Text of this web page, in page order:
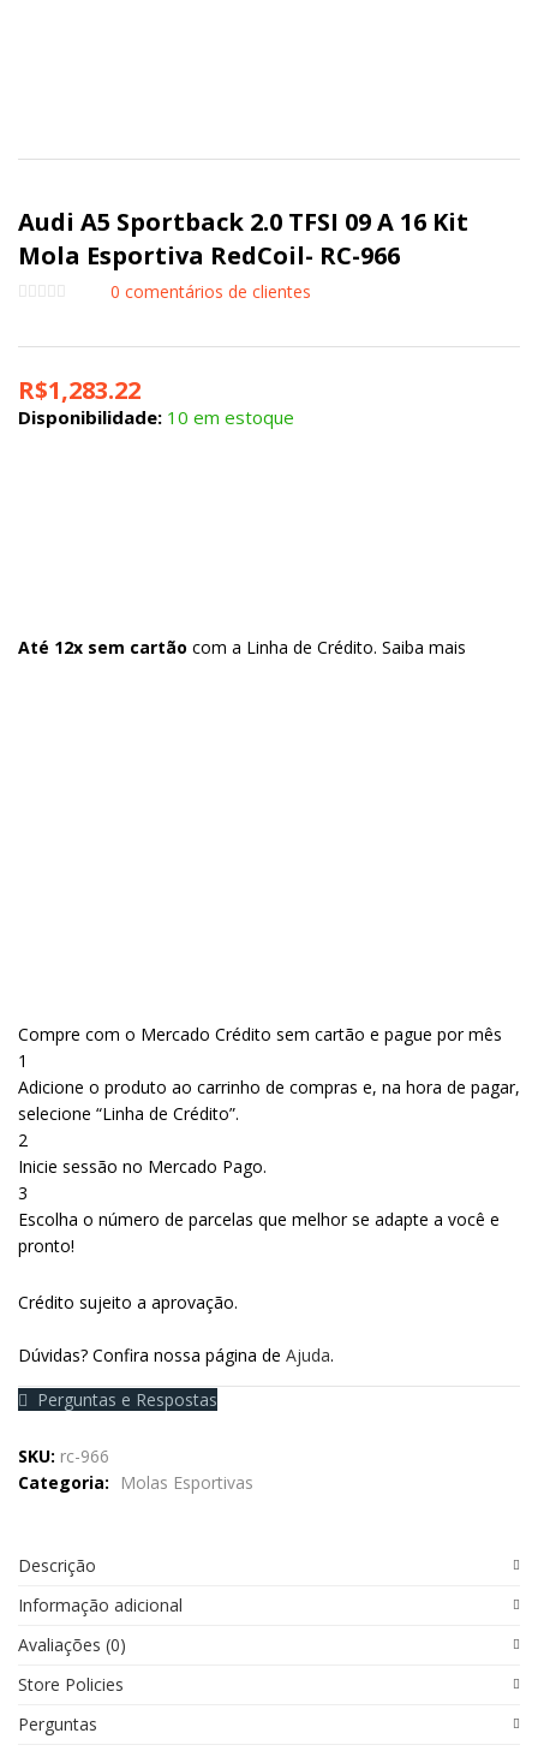
Audi A5 Sportback 2.0 TFSI 09 A 16 Kit
Mola Esportiva RedCoil- RC-966
0 comentários de clientes
R$1,283.22
Disponibilidade: 10 em estoque
Até 12x sem cartão com a Linha de Crédito. Saiba mais
Compre com o Mercado Crédito sem cartão e pague por mês
1
Adicione o produto ao carrinho de compras e, na hora de pagar,
selecione “Linha de Crédito”.
2
Inicie sessão no Mercado Pago.
3
Escolha o número de parcelas que melhor se adapte a você e
pronto!
Crédito sujeito a aprovação.
Dúvidas? Confira nossa página de Ajuda.
Perguntas e Respostas
SKU: rc-966
Categoria:
Molas Esportivas
Descrição
Informação adicional
Avaliações (0)
Store Policies
Perguntas